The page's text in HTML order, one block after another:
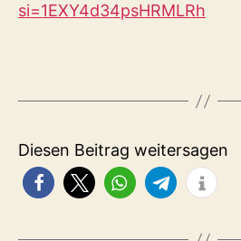
si=1EXY4d34psHRMLRh
Diesen Beitrag weitersagen